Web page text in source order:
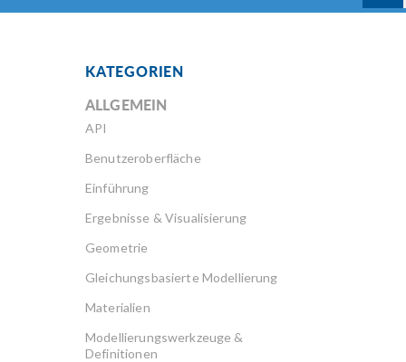
KATEGORIEN
ALLGEMEIN
API
Benutzeroberfläche
Einführung
Ergebnisse & Visualisierung
Geometrie
Gleichungsbasierte Modellierung
Materialien
Modellierungswerkzeuge &
Definitionen